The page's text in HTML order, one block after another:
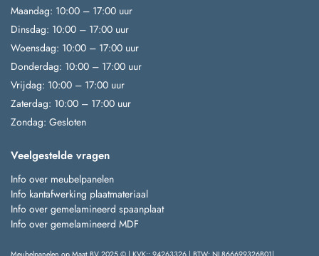
Maandag: 10:00 – 17:00 uur
Dinsdag: 10:00 – 17:00 uur
Woensdag: 10:00 – 17:00 uur
Donderdag: 10:00 – 17:00 uur
Vrijdag: 10:00 – 17:00 uur
Zaterdag: 10:00 – 17:00 uur
Zondag: Gesloten
Veelgestelde vragen
Info over meubelpanelen
Info kantafwerking plaatmateriaal
Info over gemelamineerd spaanplaat
Info over gemelamineerd MDF